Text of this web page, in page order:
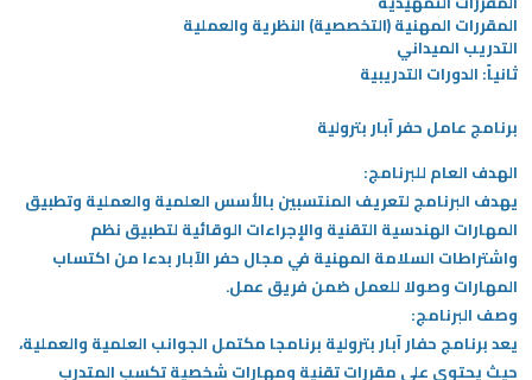
المقررات المهنية (التخصصية) النظرية والعملية
التدريب الميداني
ثانياً: الدورات التدريبية
برنامج عامل حفر آبار بترولية
الهدف العام للبرنامج:
يهدف البرنامج لتعريف المنتسبين بالأسس العلمية والعملية وتطبيق
المهارات الهندسية التقنية والإجراءات الوقائية لتطبيق نظم
واشتراطات السلامة المهنية في مجال حفر الآبار بدءا من اكتساب
المهارات وصولا للعمل ضمن فريق عمل.
وصف البرنامج:
يعد برنامج حفار آبار بترولية برنامجا مكتمل الجوانب العلمية والعملية،
حيث يحتوي على مقررات تقنية ومهارات شخصية تكسب المتدرب